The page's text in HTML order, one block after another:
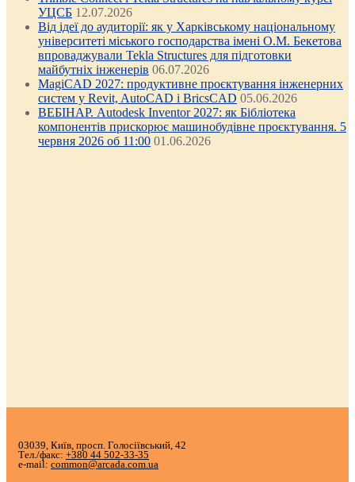
УЦСБ 12.07.2026
Від ідеї до аудиторії: як у Харківському національному
університеті міського господарства імені О.М. Бекетова
впроваджували Tekla Structures для підготовки
майбутніх інженерів 06.07.2026
MagiCAD 2027: продуктивне проєктування інженерних
систем у Revit, AutoCAD і BricsCAD 05.06.2026
ВЕБІНАР. Autodesk Inventor 2027: як Бібліотека
компонентів прискорює машинобудівне проєктування. 5
червня 2026 об 11:00 01.06.2026
03039, Київ, просп. Голосіївський, 42
Тел./факс: +380 44 502-33-35
e-mail: common@arcada.com.ua